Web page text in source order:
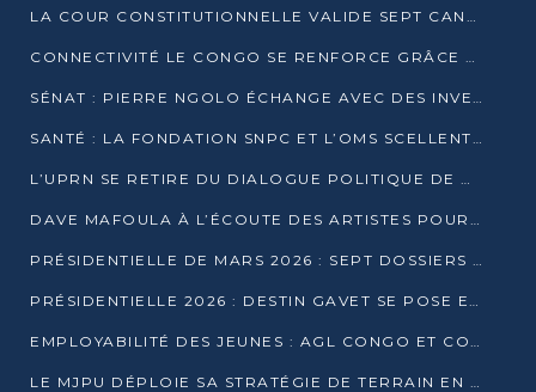
LA COUR CONSTITUTIONNELLE VALIDE SEPT CANDIDATURES POUR LA PRÉSIDENTIELLE
CONNECTIVITÉ LE CONGO SE RENFORCE GRÂCE AU CÂBLE 2AFRICA
SÉNAT : PIERRE NGOLO ÉCHANGE AVEC DES INVESTISSEURS DU NUMÉRIQUE
SANTÉ : LA FONDATION SNPC ET L’OMS SCELLENT UN PARTENARIAT STRATÉGIQUE DE TROIS ANS
L’UPRN SE RETIRE DU DIALOGUE POLITIQUE DE DJAMBALA : TENSIONS DANS LE PRÉ-ÉLECTORAL CONGOLAIS
DAVE MAFOULA À L’ÉCOUTE DES ARTISTES POUR REDÉFINIR SA POLITIQUE CULTURELLE
PRÉSIDENTIELLE DE MARS 2026 : SEPT DOSSIERS DE CANDIDATURE ENREGISTRÉS À LA CLÔTURE DES DÉPÔTS
PRÉSIDENTIELLE 2026 : DESTIN GAVET SE POSE EN CANDIDAT DU « RAS-LE-BOL »
EMPLOYABILITÉ DES JEUNES : AGL CONGO ET CONGO TERMINAL S’ALLIENT À UCAC-ICAM
LE MJPU DÉPLOIE SA STRATÉGIE DE TERRAIN EN FAVEUR DE DSN